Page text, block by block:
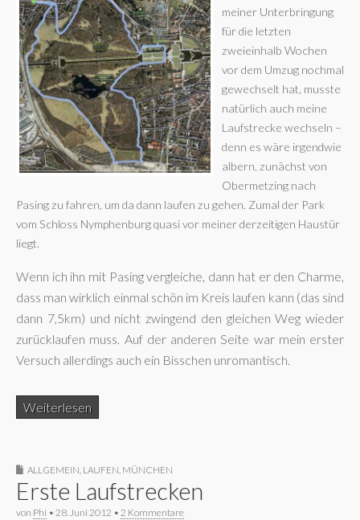
meiner Unterbringung
für die letzten
zweieinhalb Wochen
vor dem Umzug nochmal
gewechselt hat, musste
natürlich auch meine
Laufstrecke wechseln –
denn es wäre irgendwie
albern, zunächst von
Obermetzing nach
Pasing zu fahren, um da dann laufen zu gehen. Zumal der Park
vom Schloss Nymphenburg quasi vor meiner derzeitigen Haustür
liegt.
Wenn ich ihn mit Pasing vergleiche, dann hat er den Charme,
dass man wirklich einmal schön im Kreis laufen kann (das sind
dann 7,5km) und nicht zwingend den gleichen Weg wieder
zurücklaufen muss. Auf der anderen Seite war mein erster
Versuch allerdings auch ein Bisschen unromantisch.
Weiterlesen
ALLGEMEIN LAUFEN MÜNCHEN
Erste Laufstrecken
von Phi • 28. Juni 2012 • 2 Kommentare